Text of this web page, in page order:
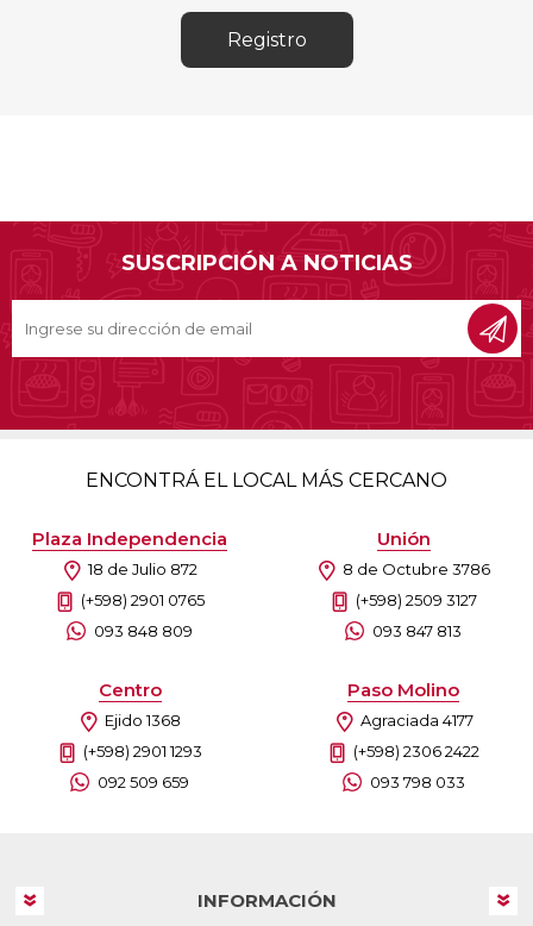
SUSCRIPCIÓN A NOTICIAS
ENCONTRÁ EL LOCAL MÁS CERCANO
Plaza Independencia
18 de Julio 872
(+598) 2901 0765
093 848 809
Unión
8 de Octubre 3786
(+598) 2509 3127
093 847 813
Centro
Ejido 1368
(+598) 2901 1293
092 509 659
Paso Molino
Agraciada 4177
(+598) 2306 2422
093 798 033
INFORMACIÓN